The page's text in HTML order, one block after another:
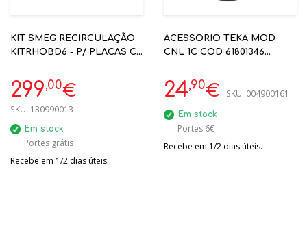
KIT SMEG RECIRCULAÇÃO
KITRHOBD6 - P/ PLACAS C/
299,00€
SKU: 130990013
Em stock
Portes grátis
Recebe em 1/2 dias úteis.
ACESSORIO TEKA MOD
CNL 1C COD 61801346
CIRCULAR P/
RECIRCULAÇÃO DE AR
24,90€ SKU: 004900161
Em stock
Portes 6€
Recebe em 1/2 dias úteis.